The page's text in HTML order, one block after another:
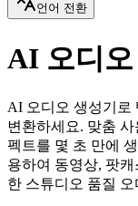
언어 전환
AI 오디오
AI 오디오 생성기로
변환하세요. 맞춤 사
펙트를 몇 초 만에
용하여 동영상, 팟
한 스튜디오 품질